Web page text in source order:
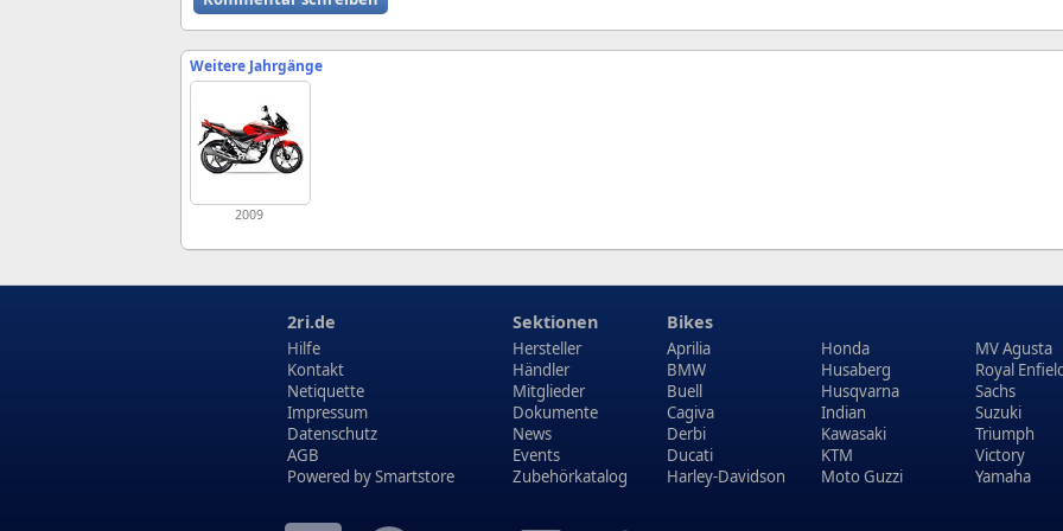
Weitere Jahrgänge
2009
2ri.de
Hilfe
Kontakt
Netiquette
Impressum
Datenschutz
AGB
Powered bySmartstore
Sektionen
Hersteller
Händler
Mitglieder
Dokumente
News
Events
Zubehörkatalog
Bikes
Aprilia
BMW
Buell
Cagiva
Derbi
Ducati
Harley-Davidson
Honda
Husaberg
Husqvarna
Indian
Kawasaki
KTM
Moto Guzzi
MV Agusta
Royal
Sachs
Suzuki
Triumph
Victory
Yamaha